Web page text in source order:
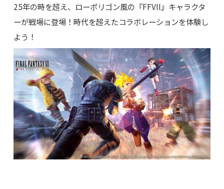
25年の時を超え、ローポリゴン風の『FFVII』キャラクタ
ーが戦場に登場！時代を超えたコラボレーションを体験し
よう！